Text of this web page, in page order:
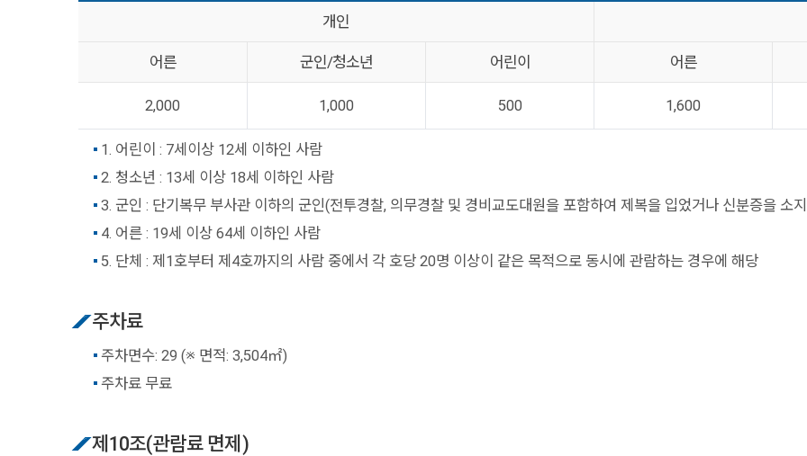
개인
어른 군인/청소년 어린이 어른
2,000 1,000 500 1,600
1. 어린이 : 7세이상 12세 이하인 사람
2. 청소년 : 13세 이상 18세 이하인 사람
3. 군인 : 단기복무 부사관 이하의 군인(전투경찰, 의무경찰 및 경비교도대원을 포함하여 제복을 입었거나 신분증을 소
4. 어른 : 19세 이상 64세 이하인 사람
5. 단체 : 제1호부터 제4호까지의 사람 중에서 각 호당 20명 이상이 같은 목적으로 동시에 관람하는 경우에 해당
주차료
주차면수: 29 (※ 면적: 3,504㎡)
주차료 무료
제10조(관람료 면제)